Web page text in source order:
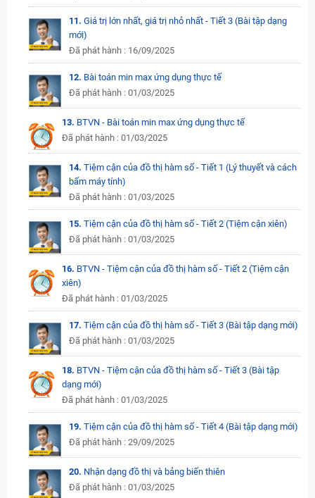
11. Giá trị lớn nhất, giá trị nhỏ nhất - Tiết 3 (Bài tập dạng
mới)
Đã phát hành : 16/09/2025
12. Bài toán min max ứng dụng thực tế
Đã phát hành : 01/03/2025
13. BTVN - Bài toán min max ứng dụng thực tế
Đã phát hành : 01/03/2025
14. Tiệm cận của đồ thị hàm số - Tiết 1 (Lý thuyết và cách
bấm máy tính)
Đã phát hành : 01/03/2025
15. Tiệm cận của đồ thị hàm số - Tiết 2 (Tiệm cận xiên)
Đã phát hành : 01/03/2025
16. BTVN - Tiệm cận của đồ thị hàm số - Tiết 2 (Tiệm cận
xiên)
Đã phát hành : 01/03/2025
17. Tiệm cận của đồ thị hàm số - Tiết 3 (Bài tập dạng mới)
Đã phát hành : 01/03/2025
18. BTVN - Tiệm cận của đồ thị hàm số - Tiết 3 (Bài tập
dạng mới)
Đã phát hành : 01/03/2025
19. Tiệm cận của đồ thị hàm số - Tiết 4 (Bài tập dạng mới)
Đã phát hành : 29/09/2025
20. Nhận dạng đồ thị và bảng biến thiên
Đã phát hành : 01/03/2025